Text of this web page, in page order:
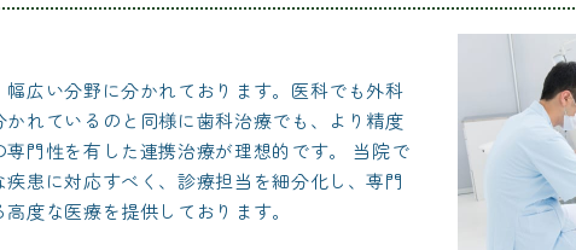
広い分野に分かれております。医科でも外科
れているのと同様に歯科治療でも、より精度
門性を有した連携治療が理想的です。 当院で
患に対応すべく、診療担当を細分化し、専門
度な医療を提供しております。